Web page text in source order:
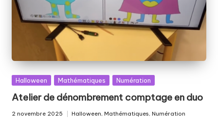
Posted
Halloween Mathématiques Numération
Atelier de dénombrement comptage en duo
2 novembre 2025 Halloween,Mathématiques,Numération